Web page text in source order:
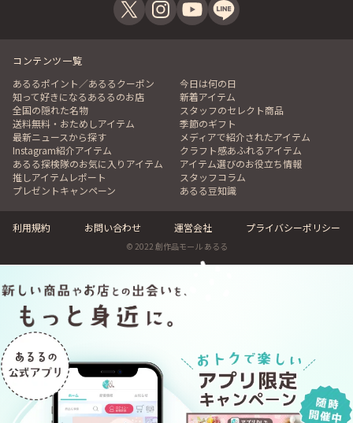
コンテンツ一覧
あるるポイント／あるるクーポン
今日は何の日
知って好きになるあるるのお店
新着アイテム
全国の隠れた名物
スタッフのセレクト商品
送料無料・おためしアイテム
季節のギフト
最新ニュースから探す
メディアで紹介されたアイテム
Instagram紹介アイテム
クラフト感あふれるアイテム
あるる探検隊のお気に入りアイテム
アイテム選びのお役立ち情報
推しアイテムレポート
スタッフコラム
プレゼントキャンペーン
あるる豆知識
利用規約 お問い合わせ 運営会社 プライバシーポリシー
© 2022 創作品モール あるる